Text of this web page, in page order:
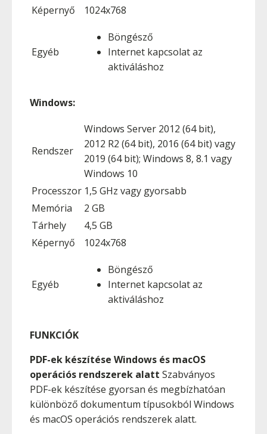
Képernyő
1024x768
Egyéb
Böngésző
Internet kapcsolat az
aktiváláshoz
Windows:
Rendszer
Windows Server 2012 (64 bit),
2012 R2 (64 bit), 2016 (64 bit) vagy
2019 (64 bit); Windows 8, 8.1 vagy
Windows 10
Processzor 1,5 GHz vagy gyorsabb
Memória
2 GB
Tárhely
4,5 GB
Képernyő
1024x768
Egyéb
Böngésző
Internet kapcsolat az
aktiváláshoz
FUNKCIÓK
PDF-ek készítése Windows és macOS
operációs rendszerek alatt Szabványos
PDF-ek készítése gyorsan és megbízhatóan
különböző dokumentum típusokból Windows
és macOS operációs rendszerek alatt.